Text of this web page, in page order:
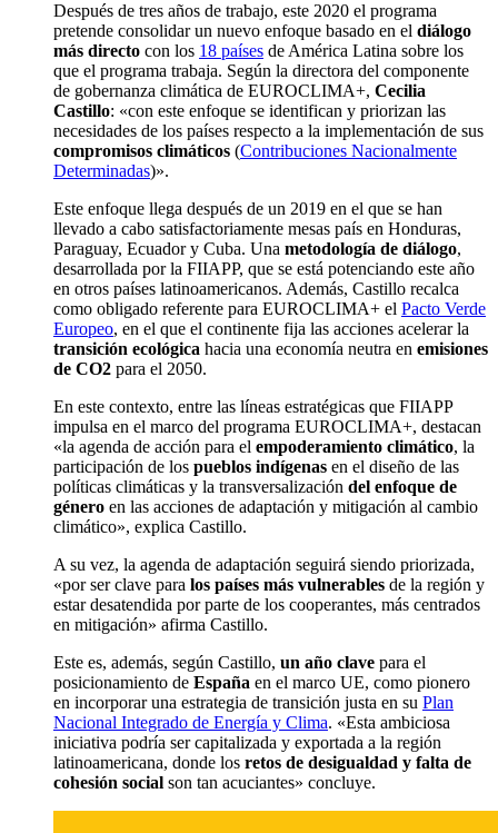
Después de tres años de trabajo, este 2020 el programa
pretende consolidar un nuevo enfoque basado en el diálogo
más directo con los 18 países de América Latina sobre los
que el programa trabaja. Según la directora del componente
de gobernanza climática de EUROCLIMA+, Cecilia
Castillo: «con este enfoque se identifican y priorizan las
necesidades de los países respecto a la implementación de sus
compromisos climáticos (Contribuciones Nacionalmente
Determinadas)».
Este enfoque llega después de un 2019 en el que se han
llevado a cabo satisfactoriamente mesas país en Honduras,
Paraguay, Ecuador y Cuba. Una metodología de diálogo,
desarrollada por la FIIAPP, que se está potenciando este año
en otros países latinoamericanos. Además, Castillo recalca
como obligado referente para EUROCLIMA+ el Pacto Verde
Europeo, en el que el continente fija las acciones acelerar la
transición ecológica hacia una economía neutra en emisiones
de CO2 para el 2050.
En este contexto, entre las líneas estratégicas que FIIAPP
impulsa en el marco del programa EUROCLIMA+, destacan
«la agenda de acción para el empoderamiento climático, la
participación de los pueblos indígenas en el diseño de las
políticas climáticas y la transversalización del enfoque de
género en las acciones de adaptación y mitigación al cambio
climático», explica Castillo.
A su vez, la agenda de adaptación seguirá siendo priorizada,
«por ser clave para los países más vulnerables de la región y
estar desatendida por parte de los cooperantes, más centrados
en mitigación» afirma Castillo.
Este es, además, según Castillo, un año clave para el
posicionamiento de España en el marco UE, como pionero
en incorporar una estrategia de transición justa en su Plan
Nacional Integrado de Energía y Clima. «Esta ambiciosa
iniciativa podría ser capitalizada y exportada a la región
latinoamericana, donde los retos de desigualdad y falta de
cohesión social son tan acuciantes» concluye.